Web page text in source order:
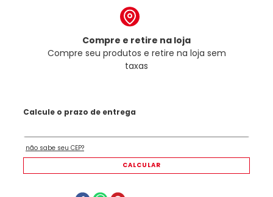
Compre e retire na loja
Compre seu produtos e retire na loja sem
taxas